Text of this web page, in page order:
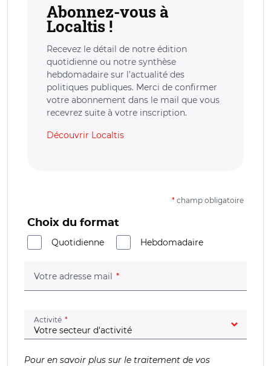
Abonnez-vous à
Localtis !
Recevez le détail de notre édition
quotidienne ou notre synthèse
hebdomadaire sur l’actualité des
politiques publiques. Merci de confirmer
votre abonnement dans le mail que vous
recevrez suite à votre inscription.
Découvrir Localtis
* champ obligatoire
Choix du format
Quotidienne
Hebdomadaire
Votre adresse mail (champ obligatoire)
Activité (champ obligatoire)
Pour en savoir plus sur le traitement de vos